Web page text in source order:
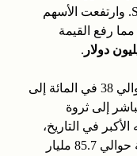
الأسبوع الماضي تحت رمز السهم SPCX. وارتفعت الأسهم
مما رفع القيمة
.
أدى حصة ماسك الاقتصادية التي تبلغ حوالي 38 في المائة إلى
إلى ثروة
في التاريخ،
حيث بلغت العائدات الإجمالية في النهاية حوالي 85.7 مليار